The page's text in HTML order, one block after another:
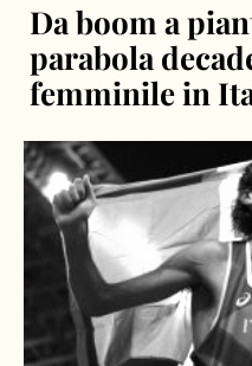
Da boom a
parabola
femminile in